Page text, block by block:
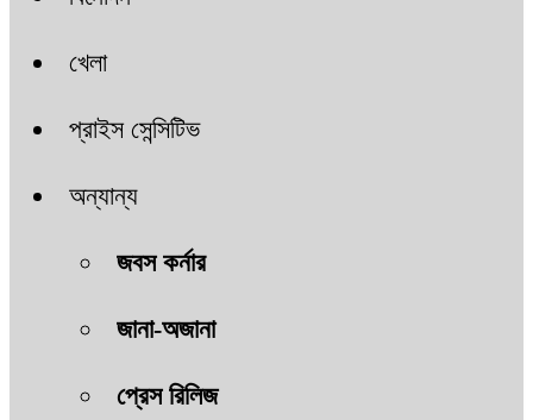
খেলা
প্রাইস সেন্সিটিভ
অন্যান্য
জবস কর্নার
জানা-অজানা
প্রেস রিলিজ